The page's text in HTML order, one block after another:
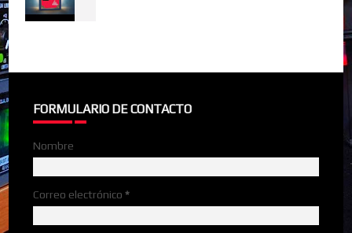
FORMULARIO DE CONTACTO
Nombre
Correo electrónico*